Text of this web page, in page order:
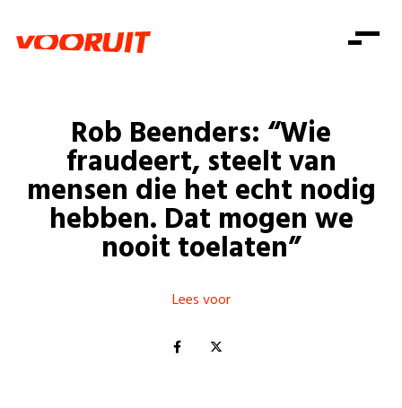
Zorg
Gelijke kansen
Welzijn
Consumentenbescherming
Pensioenen
Onze mensen
Standpunten
Vacatures
Doe mee
Doe mee
Word lid
Mis niets
Shop
Zoeken
Login
Login
Doe mee
Rob Beenders: “Wie
fraudeert, steelt van
mensen die het echt nodig
hebben. Dat mogen we
nooit toelaten”
Lees voor